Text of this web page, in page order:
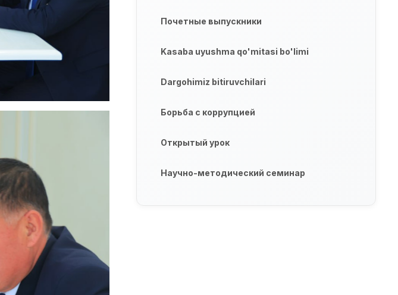
Почетные выпускники
Kasaba uyushma qo'mitasi bo'limi
Dargohimiz bitiruvchilari
Борьба с коррупцией
Открытый урок
Научно-методический семинар